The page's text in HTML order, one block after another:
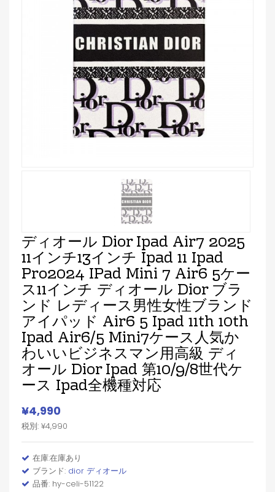
ディオール Dior Ipad Air7 2025
11インチ13インチ Ipad 11 Ipad
Pro2024 IPad Mini 7 Air6 5ケー
ス11インチ ディオール Dior ブラ
ンド レディース男性女性ブランド
アイパッド Air6 5 Ipad 11th 10th
Ipad Air6/5 Mini7ケース人気か
わいいビジネスマン用高級 ディ
オール Dior Ipad 第10/9/8世代ケ
ース Ipad全機種対応
¥4,990
税別: ¥4,990
在庫:在庫あり
ブランド: dior ディオール
品番: hy-celi-51122